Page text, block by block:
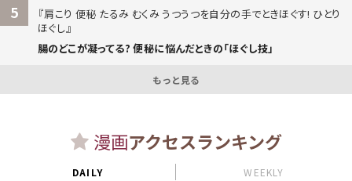
5
肩こり 便秘 たるみ むくみ うつうつを自分の手でときほぐす! ひとり
ほぐし
腸のどこが凝ってる? 便秘に悩んだときの「ほぐし技」
もっと見る
漫画アクセスランキング
DAILY WEEKLY